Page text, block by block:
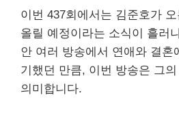
이번 437회에서는 김준호가
올릴 예정이라는 소식이 흘러
안 여러 방송에서 연애와 결혼
기했던 만큼, 이번 방송은 그
의미합니다.